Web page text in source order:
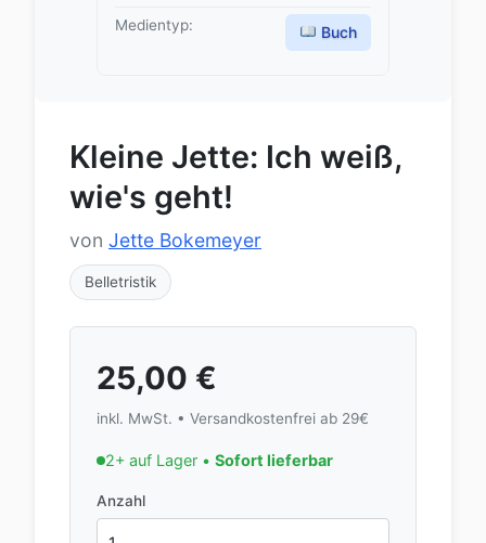
Medientyp: Buch
Kleine Jette: Ich weiß,
wie's geht!
von Jette Bokemeyer
Belletristik
25,00 €
inkl. MwSt. • Versandkostenfrei ab 29€
2+ auf Lager • Sofort lieferbar
Anzahl